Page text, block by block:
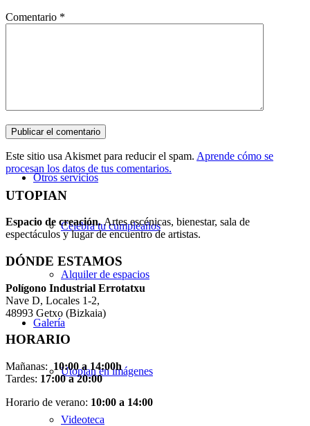
Música
Otros servicios
Celebra tu cumpleaños
Alquiler de espacios
Galería
Utopian en imágenes
Videoteca
Comentario *
Este sitio usa Akismet para reducir el spam. Aprende cómo se
procesan los datos de tus comentarios.
UTOPIAN
Espacio de creación.Artes escénicas, bienestar, sala de
espectáculos y lugar de encuentro de artistas.
DÓNDE ESTAMOS
Polígono Industrial Errotatxu
Nave D, Locales 1-2,
48993 Getxo (Bizkaia)
HORARIO
Mañanas: 10:00 a 14:00h
Tardes: 17:00 a 20:00
Horario de verano: 10:00 a 14:00